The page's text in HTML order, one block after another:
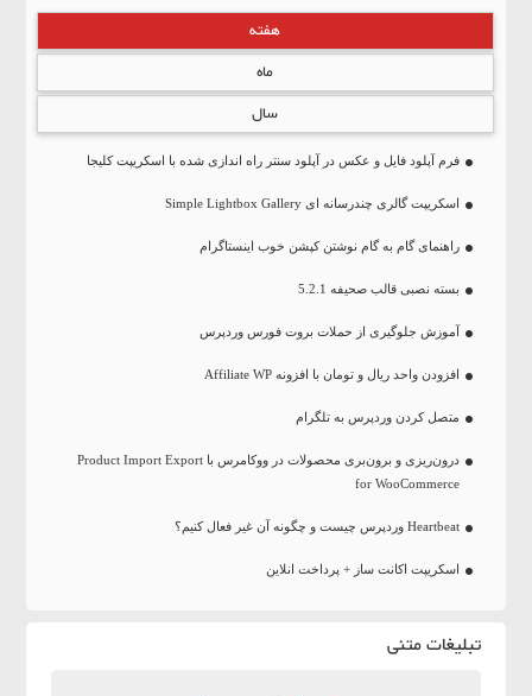
هفته
ماه
سال
فرم آپلود فایل و عکس در آپلود سنتر راه اندازی شده با اسکریپت کلیجا
اسکریپت گالری چندرسانه ای Simple Lightbox Gallery
راهنمای گام به گام نوشتن کپشن خوب اینستاگرام
بسته نصبی قالب صحیفه 5.2.1
آموزش جلوگیری از حملات بروت فورس وردپرس
افزودن واحد ریال و تومان با افزونه Affiliate WP
متصل کردن وردپرس به تلگرام
درون‌ریزی و برون‌بری محصولات در ووکامرس با Product Import Export
for WooCommerce
Heartbeat وردپرس چیست و چگونه آن غیر فعال کنیم؟
اسکریپت اکانت ساز + پرداخت انلاین
تبلیغات متنی